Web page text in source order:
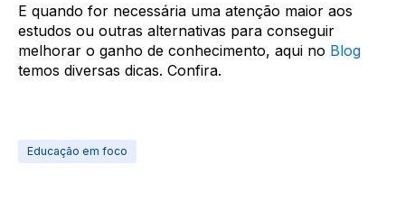
E quando for necessária uma atenção maior aos
estudos ou outras alternativas para conseguir
melhorar o ganho de conhecimento, aqui no Blog
temos diversas dicas. Confira.
Educação em foco